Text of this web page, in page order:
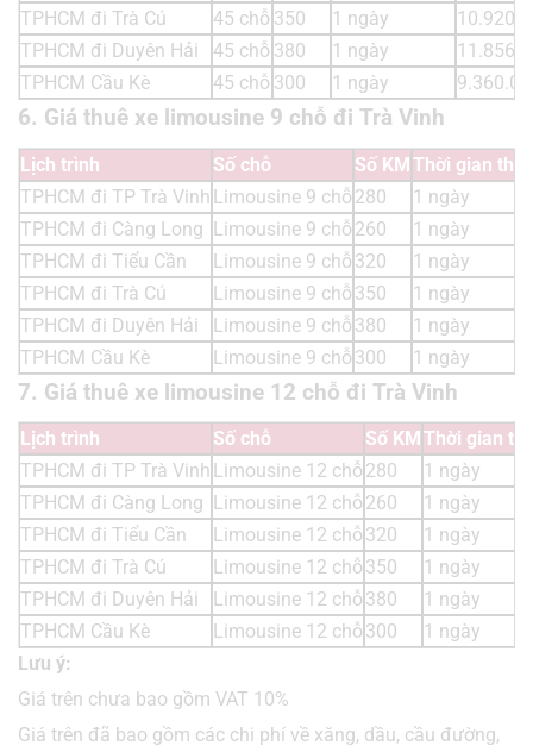
TPHCM đi Trà Cú
45 chỗ 350 1 ngày
TPHCM đi Duyên Hải
45 chỗ 380 1 ngày
TPHCM Cầu Kè
45 chỗ 300 1 ngày
6. Giá thuê xe limousine 9 chỗ đi Trà Vinh
Lịch trình Số chỗ Số KMThời gian
TPHCM đi TP Trà Vinh Limousine 9 chỗ 280
1 ngày
TPHCM đi Càng Long Limousine 9 chỗ 260
1 ngày
TPHCM đi Tiểu Cần
Limousine 9 chỗ 320
1 ngày
TPHCM đi Trà Cú
Limousine 9 chỗ 350
1 ngày
TPHCM đi Duyên Hải
Limousine 9 chỗ 380
1 ngày
TPHCM Cầu Kè
Limousine 9 chỗ 300 1 ngày
7. Giá thuê xe limousine 12 chỗ đi Trà Vinh
Lịch trình Số chỗ Số KMThời gian
TPHCM đi TP Trà Vinh Limousine 12 chỗ 280
1 ngày
TPHCM đi Càng Long Limousine 12 chỗ 260
1 ngày
TPHCM đi Tiểu Cần
Limousine 12 chỗ 320
1 ngày
TPHCM đi Trà Cú
Limousine 12 chỗ 350
1 ngày
TPHCM đi Duyên Hải
Limousine 12 chỗ 380
1 ngày
TPHCM Cầu Kè
Limousine 12 chỗ 300
1 ngày
Lưu ý:
Giá trên chưa bao gồm VAT 10%
Giá trên đã bao gồm các chi phí về xăng, dầu, cầu đường,